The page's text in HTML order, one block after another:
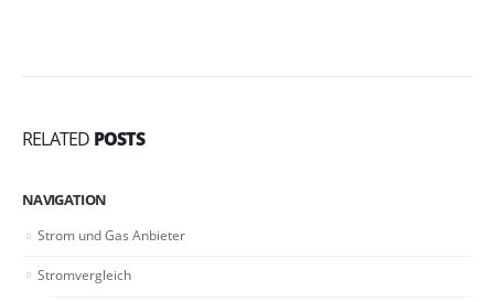
RELATED POSTS
NAVIGATION
Strom und Gas Anbieter
Stromvergleich